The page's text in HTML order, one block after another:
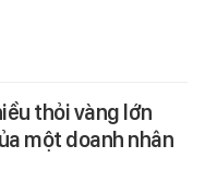
thỏi vàng lớn
một doanh nhân